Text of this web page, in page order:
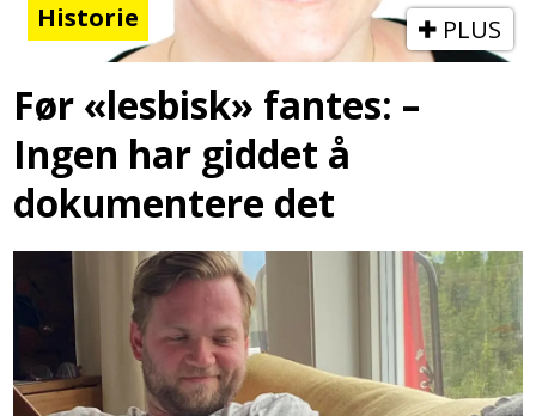
Historie PLUS
Før «lesbisk» fantes: –
Ingen har giddet å
dokumentere det